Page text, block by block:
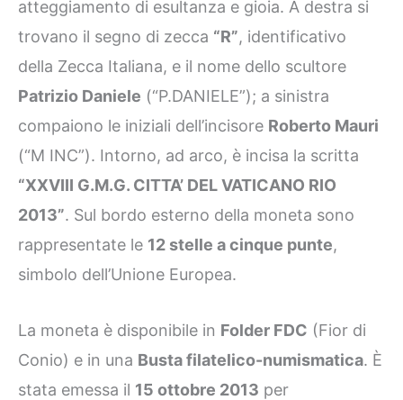
atteggiamento di esultanza e gioia. A destra si
trovano il segno di zecca “R”, identificativo
della Zecca Italiana, e il nome dello scultore
Patrizio Daniele (“P.DANIELE”); a sinistra
compaiono le iniziali dell’incisore Roberto Mauri
(“M INC”). Intorno, ad arco, è incisa la scritta
“XXVIII G.M.G. CITTA’ DEL VATICANO RIO
2013”. Sul bordo esterno della moneta sono
rappresentate le 12 stelle a cinque punte,
simbolo dell’Unione Europea.
La moneta è disponibile in Folder FDC (Fior di
Conio) e in una Busta filatelico-numismatica. È
stata emessa il 15 ottobre 2013 per